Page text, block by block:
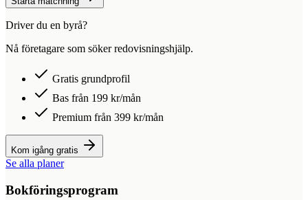
Driver du en byrå?
Nå företagare som söker redovisningshjälp.
Gratis grundprofil
Bas från 199 kr/mån
Premium från 399 kr/mån
Kom igång gratis
Se alla planer
Bokföringsprogram